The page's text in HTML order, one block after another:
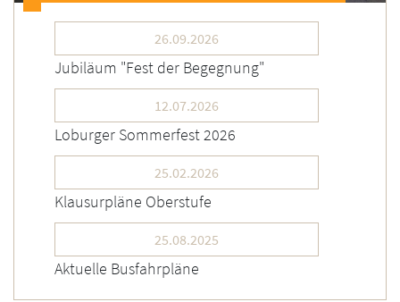
26.09.2026
Jubiläum "Fest der Begegnung"
12.07.2026
Loburger Sommerfest 2026
25.02.2026
Klausurpläne Oberstufe
25.08.2025
Aktuelle Busfahrpläne